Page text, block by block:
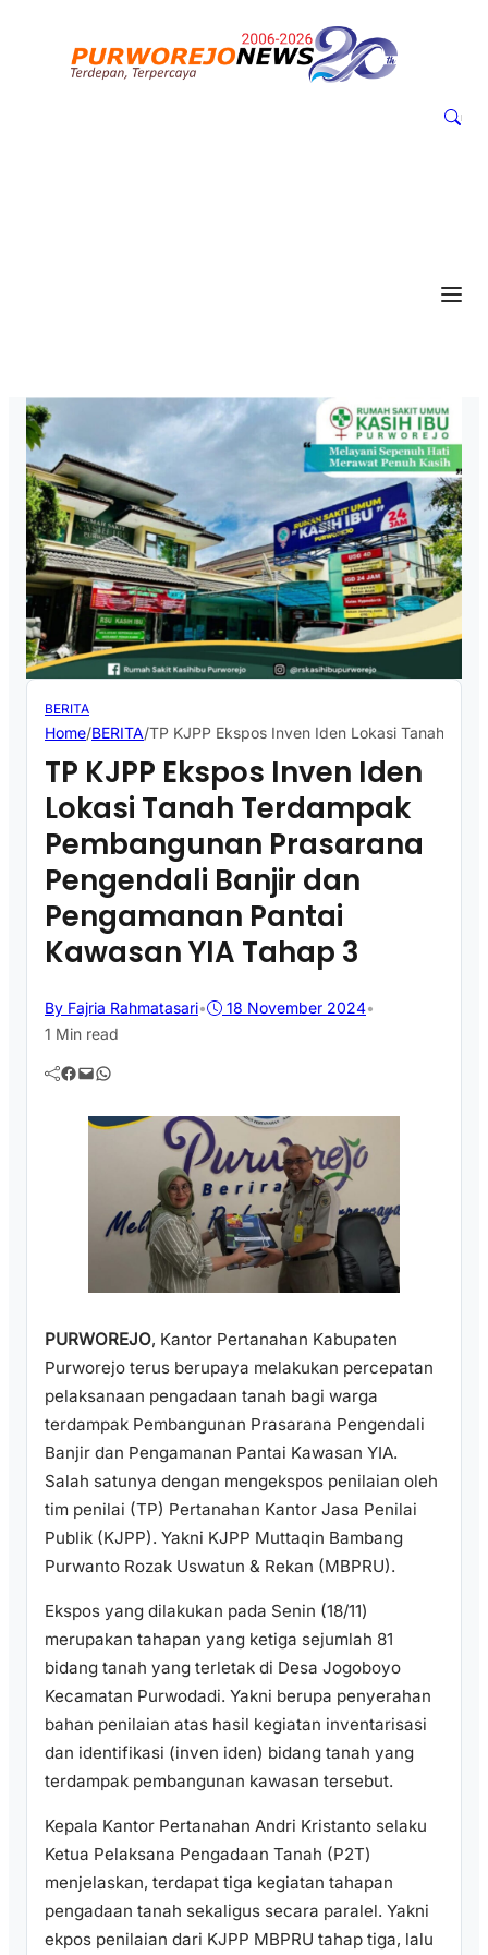
BERITA
Home/BERITA/TP KJPP Ekspos Inven Iden Lokasi Tanah
TP KJPP Ekspos Inven Iden
Lokasi Tanah Terdampak
Pembangunan Prasarana
Pengendali Banjir dan
Pengamanan Pantai
Kawasan YIA Tahap 3
By Fajria Rahmatasari• 18 November 2024•
1 Min read
Facebook Mail WhatsApp
PURWOREJO, Kantor Pertanahan Kabupaten
Purworejo terus berupaya melakukan percepatan
pelaksanaan pengadaan tanah bagi warga
terdampak Pembangunan Prasarana Pengendali
Banjir dan Pengamanan Pantai Kawasan YIA.
Salah satunya dengan mengekspos penilaian oleh
tim penilai (TP) Pertanahan Kantor Jasa Penilai
Publik (KJPP). Yakni KJPP Muttaqin Bambang
Purwanto Rozak Uswatun & Rekan (MBPRU).
Ekspos yang dilakukan pada Senin (18/11)
merupakan tahapan yang ketiga sejumlah 81
bidang tanah yang terletak di Desa Jogoboyo
Kecamatan Purwodadi. Yakni berupa penyerahan
bahan penilaian atas hasil kegiatan inventarisasi
dan identifikasi (inven iden) bidang tanah yang
terdampak pembangunan kawasan tersebut.
Kepala Kantor Pertanahan Andri Kristanto selaku
Ketua Pelaksana Pengadaan Tanah (P2T)
menjelaskan, terdapat tiga kegiatan tahapan
pengadaan tanah sekaligus secara paralel. Yakni
ekpos penilaian dari KJPP MBPRU tahap tiga, lalu